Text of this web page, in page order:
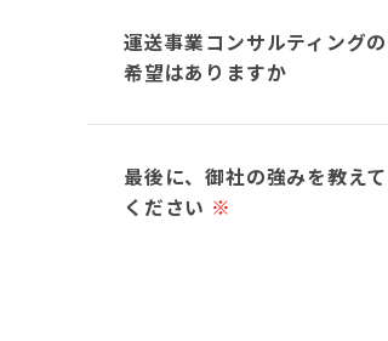
運送事業コンサルティングの
希望はありますか
最後に、御社の強みを教えて
ください ※